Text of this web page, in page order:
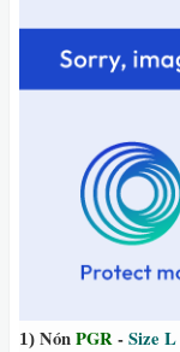
1) NónPGR-Size L